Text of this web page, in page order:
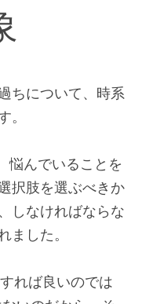
ちについて、時系
。
悩んでいることを
択肢を選ぶべきか
しなければならな
ました。
れば良いのでは